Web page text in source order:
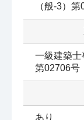
（般-3）
一級建築士
第02706号
あり